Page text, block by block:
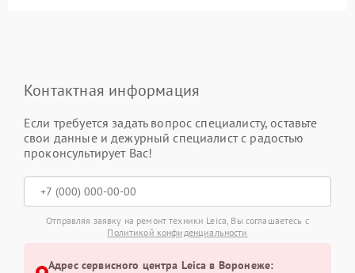
Контактная информация
Если требуется задать вопрос специалисту, оставьте
свои данные и дежурный специалист с радостью
проконсультирует Вас!
Отправляя заявку на ремонт техники Leica, Вы соглашаетесь с
Политикой конфиденциальности
Адрес сервисного центра Leica в Воронеже: